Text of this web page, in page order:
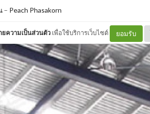
ยความเป็นส่วนตัว เพื่อใช้บริการเว็บไซต์ ยอมรับ
– Peach Phasakorn